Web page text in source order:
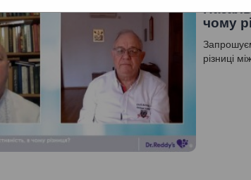
чому
різниці